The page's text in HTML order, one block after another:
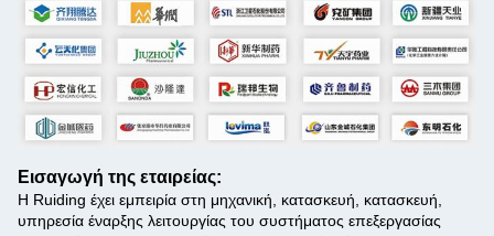
Εισαγωγή της εταιρείας:
Η Ruiding έχει εμπειρία στη μηχανική, κατασκευή, κατασκευή,
υπηρεσία έναρξης λειτουργίας του συστήματος επεξεργασίας